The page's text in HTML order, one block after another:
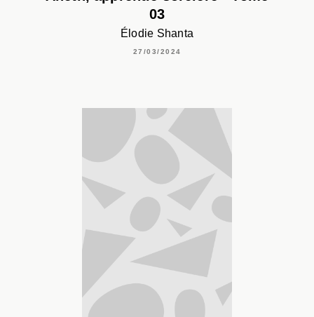
03
Élodie Shanta
27/03/2024